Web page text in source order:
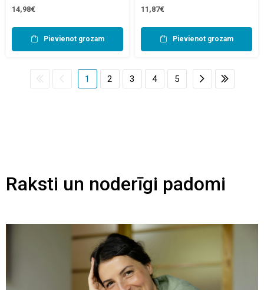
14,98€
Pievienot grozam
11,87€
Pievienot grozam
1 2 3 4 5
Raksti un noderīgi padomi